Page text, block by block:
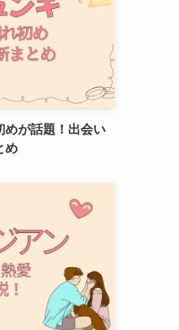
めが話題！出会い
め